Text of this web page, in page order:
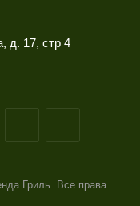
д. 17, стр 4
Гриль. Все права